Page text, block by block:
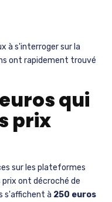
à s'interroger sur la
ont rapidement trouvé
qui
prix
sur les plateformes
ont décroché de
s'affichent à 250 euros